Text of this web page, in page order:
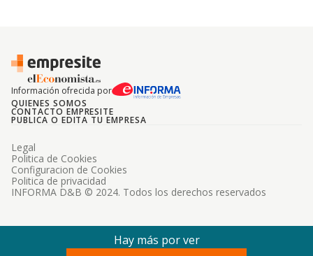
Información ofrecida por
QUIENES SOMOS
CONTACTO EMPRESITE
PUBLICA O EDITA TU EMPRESA
INFORMA D&B © 2024. Todos los derechos reservados
Legal
Politica de Cookies
Configuracion de Cookies
Politica de privacidad
Hay más por ver